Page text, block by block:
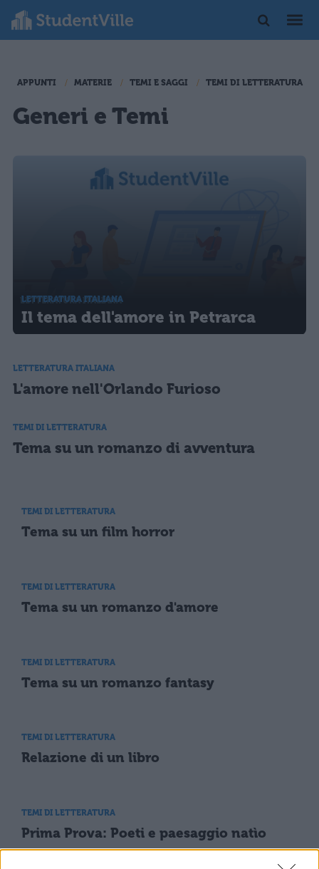
APPUNTI MATERIE TEMI E SAGGI TEMI DI LETTERATURA
Generi e Temi
LETTERATURA ITALIANA
Il tema dell'amore in Petrarca
LETTERATURA ITALIANA
L'amore nell'Orlando Furioso
TEMI DI LETTERATURA
Tema su un romanzo di avventura
TEMI DI LETTERATURA
Tema su un film horror
TEMI DI LETTERATURA
Tema su un romanzo d'amore
TEMI DI LETTERATURA
Tema su un romanzo fantasy
TEMI DI LETTERATURA
Relazione di un libro
TEMI DI LETTERATURA
Prima Prova: Poeti e paesaggio natìo